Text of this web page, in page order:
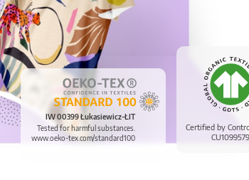
Certified by
CU1099579
IW 00399 Łukasiewicz-ŁIT
Tested for harmful substances.
www.oeko-tex.com/standard100